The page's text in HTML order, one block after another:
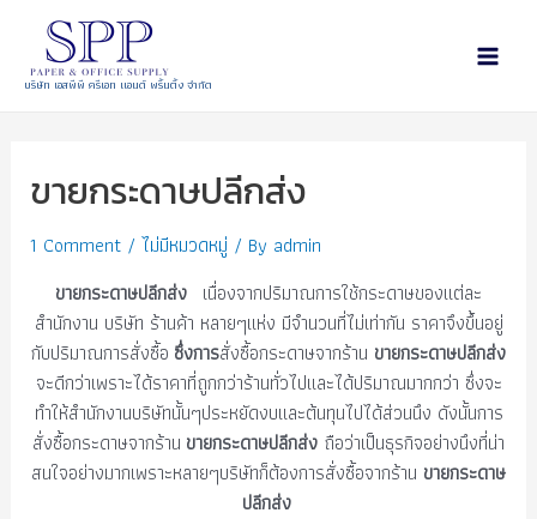
บริษัท เอสพีพี ครีเอท แอนด์ พริ้นติ้ง จำกัด
ขายกระดาษปลีกส่ง
1 Comment / ไม่มีหมวดหมู่ / By admin
ขายกระดาษปลีกส่ง เนื่องจากปริมาณการใช้กระดาษของแต่ละ
สำนักงาน บริษัท ร้านค้า หลายๆแห่ง มีจำนวนที่ไม่เท่ากัน ราคาจึงขึ้นอยู่
กับปริมาณการสั่งซื้อ ซึ่งการสั่งซื้อกระดาษจากร้าน ขายกระดาษปลีกส่ง
จะดีกว่าเพราะได้ราคาที่ถูกกว่าร้านทั่วไปและได้ปริมาณมากกว่า ซึ่งจะ
ทำให้สำนักงานบริษัทนั้นๆประหยัดงบและต้นทุนไปได้ส่วนนึง ดังนั้นการ
สั่งซื้อกระดาษจากร้าน ขายกระดาษปลีกส่ง ถือว่าเป็นธุรกิจอย่างนึงที่น่า
สนใจอย่างมากเพราะหลายๆบริษัทก็ต้องการสั่งซื้อจากร้าน ขายกระดาษ
ปลีกส่ง